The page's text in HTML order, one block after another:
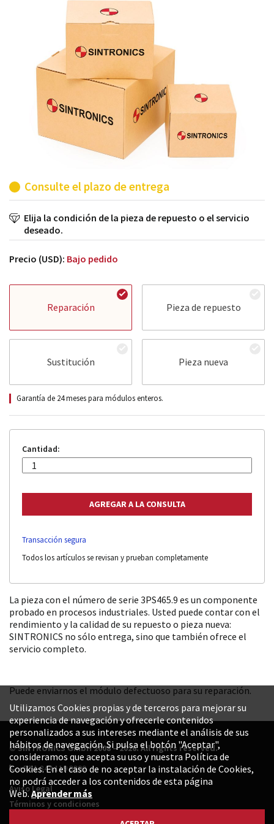
módulos antiguos a un alto nivel técnico o sustitución
de módulos descontinuados por módulos del propio
Consulte el plazo de entrega
Elija la condición de la pieza de repuesto o el servicio
deseado.
Precio (USD): Bajo pedido
Reparación Pieza de repuesto
Sustitución Pieza nueva
Garantía de 24 meses para módulos enteros.
Cantidad:
Transacción segura
Todos los artículos se revisan y prueban completamente
La pieza con el número de serie 3PS465.9 es un componente
probado en procesos industriales. Usted puede contar con el
rendimiento y la calidad de su repuesto o pieza nueva:
SINTRONICS no sólo entrega, sino que también ofrece el
servicio completo.
Puede enviarnos el módulo defectuoso para su reparación.
© SINTRONICS GmbH 2008 – 2026. All rights reserved.
+52 1 844 119 8800
Aviso Legal
Términos y condiciones
Utilizamos Cookies propias y de terceros para mejorar su
experiencia de navegación y ofrecerle contenidos
personalizados a sus intereses mediante el análisis de sus
hábitos de navegación. Si pulsa el botón "Aceptar",
consideramos que acepta su uso y nuestra Política de
Cookies. En el caso de no aceptar la instalación de Cookies,
no podrá acceder a los contenidos de esta página
Web.Aprender más